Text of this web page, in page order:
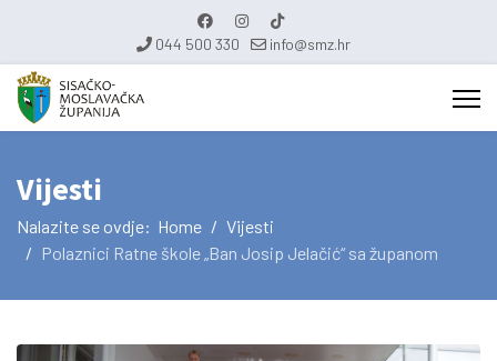
044 500 330 info@smz.hr
Vijesti
Nalazite se ovdje: Home
Vijesti
Polaznici Ratne škole „Ban Josip Jelačić“ sa županom